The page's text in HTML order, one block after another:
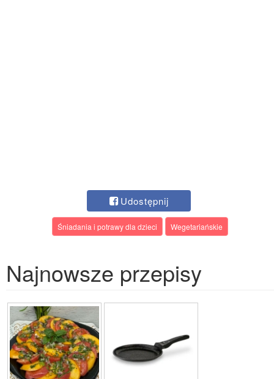
Udostępnij
Śniadania i potrawy dla dzieci Wegetariańskie
Najnowsze przepisy